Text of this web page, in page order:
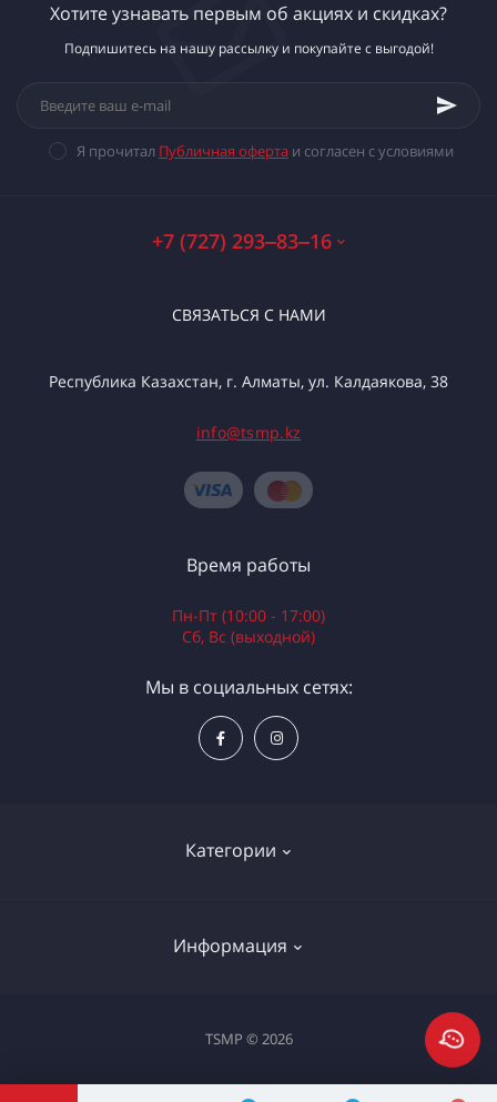
Хотите узнавать первым об акциях и скидках?
Подпишитесь на нашу рассылку и покупайте с выгодой!
Я прочитал Публичная оферта и согласен с условиями
+7 (727) 293‒83‒16
СВЯЗАТЬСЯ С НАМИ
Республика Казахстан, г. Алматы, ул. Калдаякова, 38
info@tsmp.kz
Категории
Электроинструменты
Информация
Доставка и оплата
Время работы
Пн-Пт (10:00 - 17:00)
Сб, Вс (выходной)
Мы в социальных сетях:
TSMP © 2026